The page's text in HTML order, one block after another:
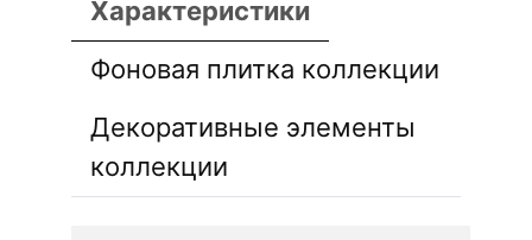
Характеристики
Фоновая плитка коллекции
Декоративные элементы
коллекции